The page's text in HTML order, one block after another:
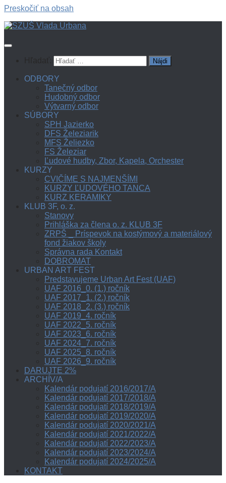
Preskočiť na obsah
ODBORY
Tanečný odbor
Hudobný odbor
Výtvarný odbor
SÚBORY
SPH Jazierko
DFS Železiarik
MFS Želiezko
FS Železiar
Ľudové hudby, Zbor, Kapela, Orchester
KURZY
CVIČÍME S NAJMENŠÍMI
KURZY ĽUDOVÉHO TANCA
KURZ KERAMIKY
KLUB 3F, o. z.
Stanovy
Prihláška za člena o. z. KLUB 3F
ZRPŠ _ Príspevok na kostýmový a materiálový
fond žiakov školy
Správna rada Kontakt
DOBROMAT
URBAN ART FEST
Predstavujeme Urban Art Fest (UAF)
UAF 2016_0. (1.) ročník
UAF 2017_1. (2.) ročník
UAF 2018_2. (3.) ročník
UAF 2019_4. ročník
UAF 2022_5. ročník
UAF 2023_6. ročník
UAF 2024_7. ročník
UAF 2025_8. ročník
UAF 2026_9. ročník
DARUJTE 2%
ARCHÍV/A
Kalendár podujatí 2016/2017/A
Kalendár podujatí 2017/2018/A
Kalendár podujatí 2018/2019/A
Kalendár podujatí 2019/2020/A
Kalendár podujatí 2020/2021/A
Kalendár podujatí 2021/2022/A
Kalendár podujatí 2022/2023/A
Kalendár podujatí 2023/2024/A
Kalendár podujatí 2024/2025/A
KONTAKT